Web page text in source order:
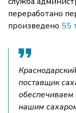
переработано
произведено 55
поставщик
обеспечиваем
нашим